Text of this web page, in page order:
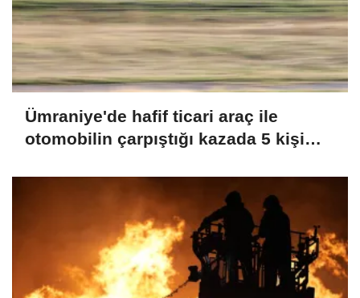
Ümraniye'de hafif ticari araç ile
otomobilin çarpıştığı kazada 5 kişi